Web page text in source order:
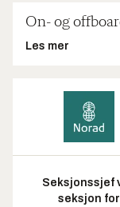
On- og
Les mer
Seksjonssjef
seksjon for